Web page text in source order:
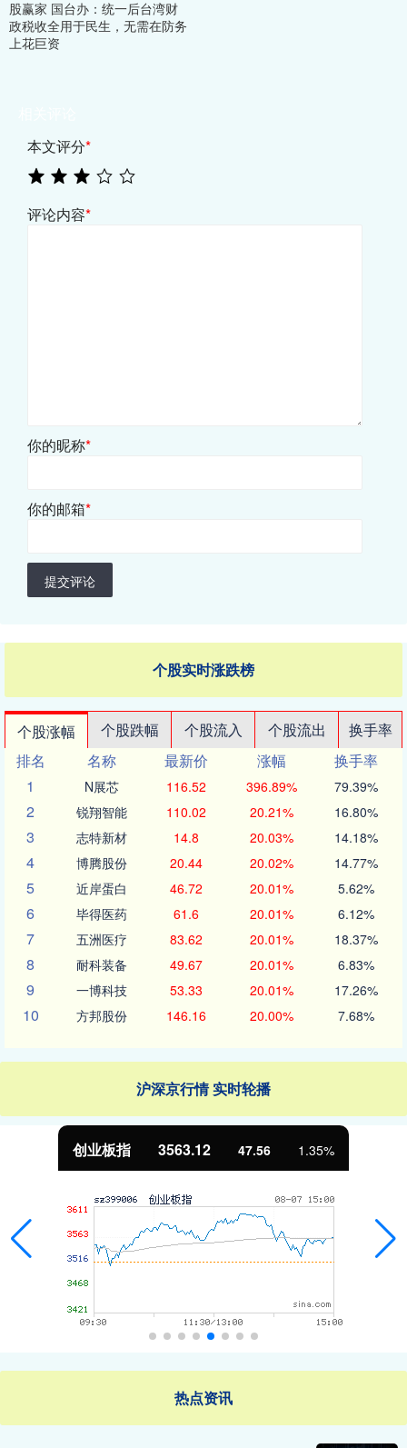
股赢家 国台办：统一后台湾财
政税收全用于民生，无需在防务
上花巨资
本文评分*
评论内容*
你的昵称*
你的邮箱*
提交评论
个股实时涨跌榜
个股涨幅 个股跌幅 个股流入 个股流出
换手率
排名
名称 最新价 涨幅
换手率
1
N展芯 116.52 396.89% 79.39%
2 锐翔智能 110.02 20.21% 16.80%
3 志特新材 14.8 20.03% 14.18%
4 博腾股份 20.44 20.02% 14.77%
5 近岸蛋白 46.72 20.01% 5.62%
6 毕得医药 61.6 20.01% 6.12%
7 五洲医疗 83.62 20.01% 18.37%
8 耐科装备 49.67 20.01% 6.83%
9 一博科技 53.33 20.01% 17.26%
10 方邦股份 146.16 20.00% 7.68%
沪深京行情 实时轮播
47.56 1.35%
热点资讯